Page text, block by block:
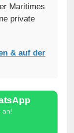
Maritimes
private
& auf der
an!